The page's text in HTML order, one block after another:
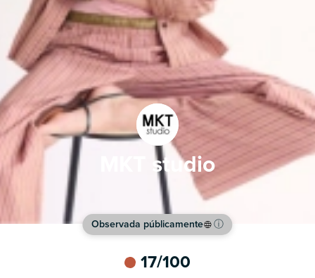
MKT studio
Observada públicamente ⓘ
17/100